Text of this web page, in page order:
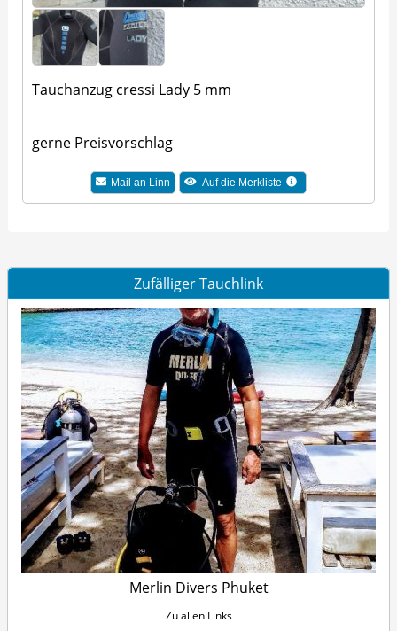
Tauchanzug cressi Lady 5 mm
gerne Preisvorschlag
Mail an Linn Auf die Merkliste
Zufälliger Tauchlink
Merlin Divers Phuket
Zu allen Links